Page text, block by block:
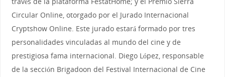
Circular Online, otorgado por el Jurado Internacional
Cryptshow Online. Este jurado estará formado por tres
personalidades vinculadas al mundo del cine y de
prestigiosa fama internacional. Diego López, responsable
de la sección Brigadoon del Festival Internacional de Cine